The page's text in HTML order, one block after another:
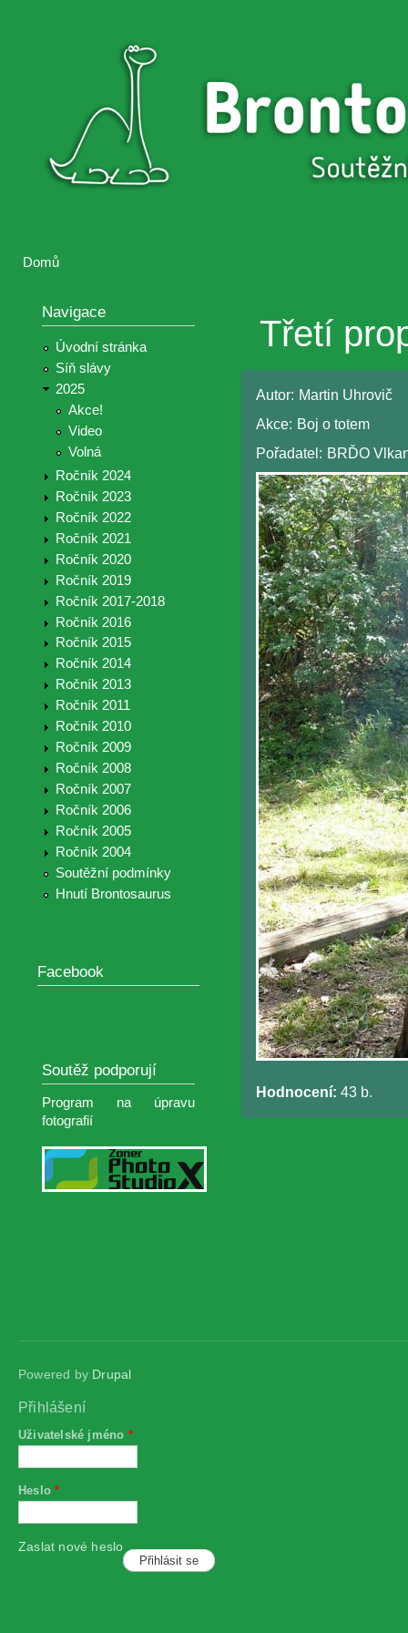
Brontosaurus
Brontosaurus
Domů
Navigace
Úvodní stránka
Síň slávy
2025
Akce!
Video
Volná
Ročník 2024
Ročník 2023
Ročník 2022
Ročník 2021
Ročník 2020
Ročník 2019
Ročník 2017-2018
Ročník 2016
Ročník 2015
Ročník 2014
Ročník 2013
Ročník 2011
Ročník 2010
Ročník 2009
Ročník 2008
Ročník 2007
Ročník 2006
Ročník 2005
Ročník 2004
Soutěžní podmínky
Hnutí Brontosaurus
Facebook
Soutěž podporují
Program na úpravu
fotografií
Třetí
Autor: Martin Uhrovič
Akce: Boj o totem
Pořadatel: BRĎO
Hodnocení: 43 b.
Powered by Drupal
Přihlášení
Uživatelské jméno *
Heslo*
Zaslat nové heslo